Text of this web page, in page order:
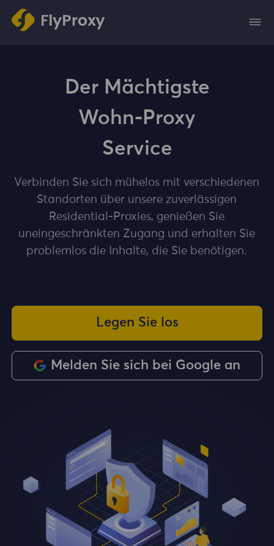
Der Mächtigste
Wohn-Proxy
Service
Verbinden Sie sich mühelos mit verschiedenen
Standorten über unsere zuverlässigen
Residential-Proxies, genießen Sie
uneingeschränkten Zugang und erhalten Sie
problemlos die Inhalte, die Sie benötigen.
Legen Sie los
Melden Sie sich bei Google an